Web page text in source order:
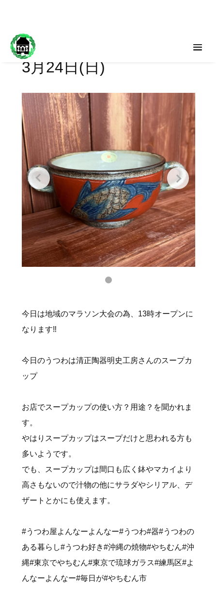
3月24日(日)
今日は地域のマラソン大会の為、13時オープンに
なります‼️
今日のうつわは清正陶器明史工房さんのスープカ
ップ
お店でスープカップの使い方？用途？を聞かれま
す。
やはりスープカップはスープだけと思われる方も
多いようです。
でも、スープカップは間口も広く鉢やマカイより
高さもないので汁物の他にサラダやシリアル、デ
ザートとかにも使えます。
#うつわ屋よんなーよんなー#うつわ#器#うつわの
ある暮らし#うつわ好き#沖縄の焼物#やちむん#沖
縄#東京でやちむん#東京で琉球ガラス#練馬区#よ
んなーよんなー#毎日が#やちむん市